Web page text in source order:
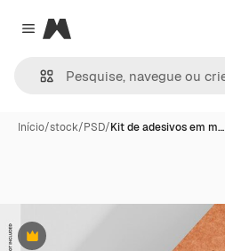
Close menu
Magnific
Início/stock/PSD/Kit de adesivos em m…
Premium